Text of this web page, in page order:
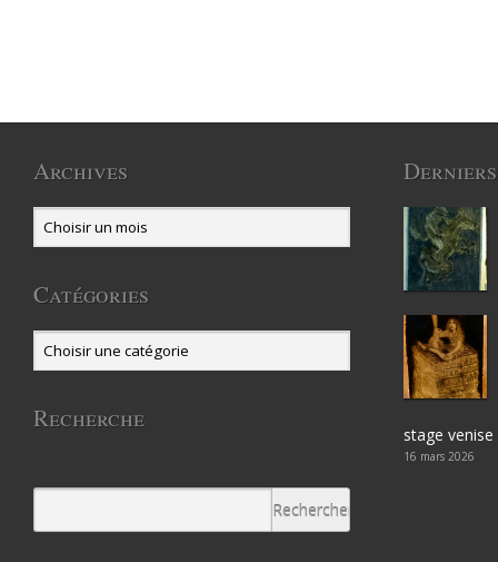
Archives
Catégories
Recherche
stage venise
16 mars 2026